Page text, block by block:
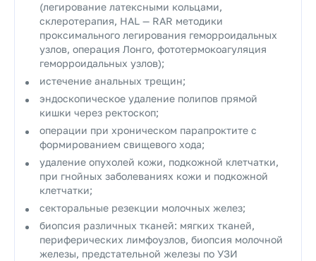
(легирование латексными кольцами,
склеротерапия, НАL — RAR методики
проксимального легирования геморроидальных
узлов, операция Лонго, фототермокоагуляция
геморроидальных узлов);
истечение анальных трещин;
эндоскопическое удаление полипов прямой
кишки через ректоскоп;
операции при хроническом парапроктите с
формированием свищевого хода;
удаление опухолей кожи, подкожной клетчатки,
при гнойных заболеваниях кожи и подкожной
клетчатки;
секторальные резекции молочных желез;
биопсия различных тканей: мягких тканей,
периферических лимфоузлов, биопсия молочной
железы, предстательной железы по УЗИ